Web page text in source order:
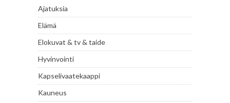
Ajatuksia
Elämä
Elokuvat & tv & taide
Hyvinvointi
Kapselivaatekaappi
Kauneus